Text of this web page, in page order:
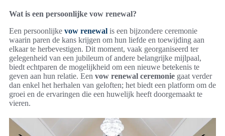
Wat is een persoonlijke vow renewal?
Een persoonlijke vow renewal is een bijzondere ceremonie
waarin paren de kans krijgen om hun liefde en toewijding aan
elkaar te herbevestigen. Dit moment, vaak georganiseerd ter
gelegenheid van een jubileum of andere belangrijke mijlpaal,
biedt echtparen de mogelijkheid om een nieuwe betekenis te
geven aan hun relatie. Een vow renewal ceremonie gaat verder
dan enkel het herhalen van geloften; het biedt een platform om de
groei en de ervaringen die een huwelijk heeft doorgemaakt te
vieren.